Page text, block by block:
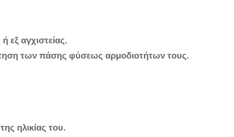
εξ αγχιστείας.
των πάσης φύσεως αρμοδιοτήτων τους.
ηλικίας του.